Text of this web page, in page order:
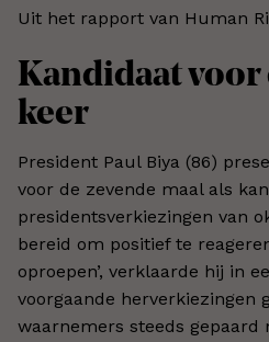
Uit het rapport van Human
Kandidaat voor
keer
President Paul Biya (86)
voor de zevende maal als
presidentsverkiezingen van
bereid om positief te
oproepen’, verklaarde hij in
voorgaande herverkiezingen
waarnemers steeds gepaard